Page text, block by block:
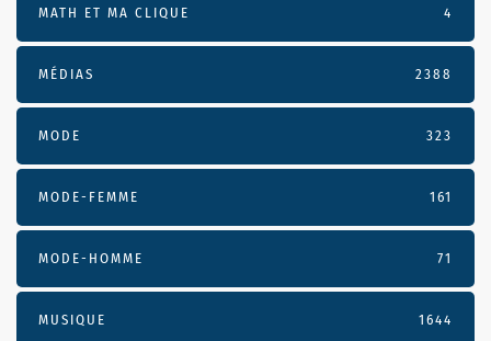
MATH ET MA CLIQUE 4
MÉDIAS 2388
MODE 323
MODE-FEMME 161
MODE-HOMME 71
MUSIQUE 1644